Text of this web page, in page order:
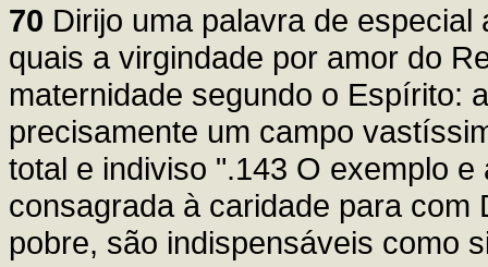
70 Dirijo uma palavra de
quais a virgindade por amor do
maternidade segundo o Espírito:
precisamente um campo
total e indiviso ".143 O exemplo
consagrada à caridade para
pobre, são indispensáveis como